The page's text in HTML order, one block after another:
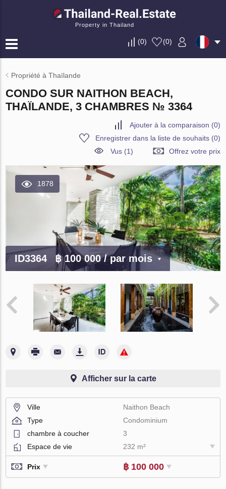
Property in Thailand
(0) (0)
Propriété à Thaïlande
CONDO SUR NAITHON BEACH,
THAÏLANDE, 3 CHAMBRES № 3364
Ajouter à la comparaison (0)
Enregistrer dans la liste de souhaits(0)
Vus (1)
Offrez votre prix
1878
ID3364 ฿ 100 000/ par mois
Afficher sur la carte
Ville
Naithon Beach
Type
Condominium
chambre à coucher
3
Espace de vie
232 m²
Prix ฿ 100 000